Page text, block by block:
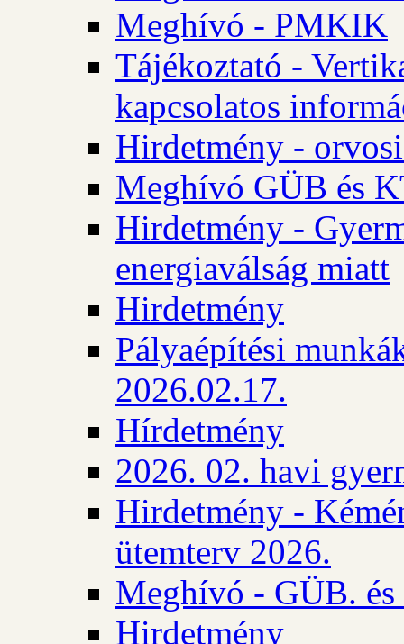
Meghívó - PMKIK
Tájékoztató -
kapcsolatos
Hirdetmény -
Meghívó GÜB és
Hirdetmény -
energiaválság miatt
Hirdetmény
Pályaépítési
2026.02.17.
Hírdetmény
2026. 02. havi
Hirdetmény -
ütemterv 2026.
Meghívó - GÜB.
Hirdetmény